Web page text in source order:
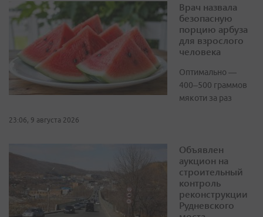
Врач назвала
безопасную
порцию арбуза
для взрослого
человека
Оптимально —
400–500 граммов
мякоти за раз
23:06, 9 августа 2026
Объявлен
аукцион на
строительный
контроль
реконструкции
Рудневского